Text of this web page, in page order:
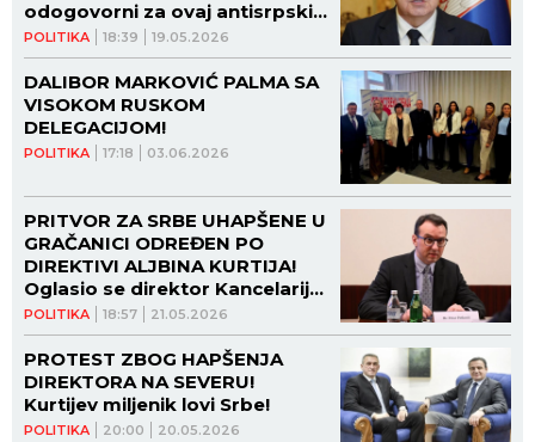
POLITIKA 18:39 19.05.2026
odogovorni za ovaj antisrpski
čin biće gonjeni i
sankcionisani!"
POLITIKA 17:18 03.06.2026
DALIBOR MARKOVIĆ PALMA SA
VISOKOM RUSKOM
DELEGACIJOM!
POLITIKA 18:57 21.05.2026
PRITVOR ZA SRBE UHAPŠENE U
GRAČANICI ODREĐEN PO
DIREKTIVI ALJBINA KURTIJA!
Oglasio se direktor Kancelarije
za Kosovo i Metohiju!
POLITIKA 20:00 20.05.2026
PROTEST ZBOG HAPŠENJA
DIREKTORA NA SEVERU!
Kurtijev miljenik lovi Srbe!